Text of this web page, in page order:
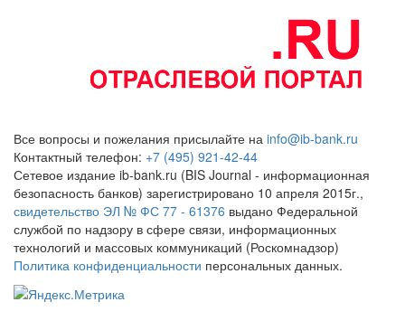
Все вопросы и пожелания присылайте на info@ib-bank.ru
Контактный телефон: +7 (495) 921-42-44
Сетевое издание ib-bank.ru (BIS Journal - информационная
безопасность банков) зарегистрировано 10 апреля 2015г.,
свидетельство ЭЛ № ФС 77 - 61376 выдано Федеральной
службой по надзору в сфере связи, информационных
технологий и массовых коммуникаций (Роскомнадзор)
Политика конфиденциальности персональных данных.